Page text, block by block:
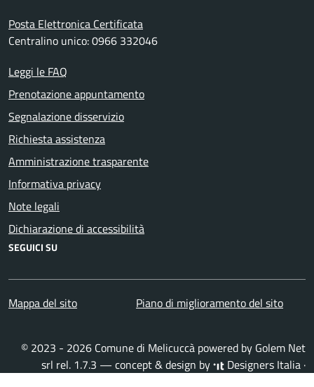
Posta Elettronica Certificata
Centralino unico: 0966 332046
Leggi le FAQ
Prenotazione appuntamento
Segnalazione disservizio
Richiesta assistenza
Amministrazione trasparente
Informativa privacy
Note legali
Dichiarazione di accessibilità
SEGUICI SU
Mappa del sito Piano di miglioramento del sito
© 2023 - 2026 Comune di Melicuccà powered by Golem Net
srl rel. 1.7.3 — concept & design by Designers Italia ·